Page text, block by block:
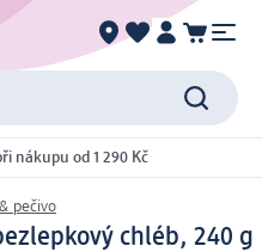
nákupu od 1 290 Kč
pečivo
chléb, 240 g